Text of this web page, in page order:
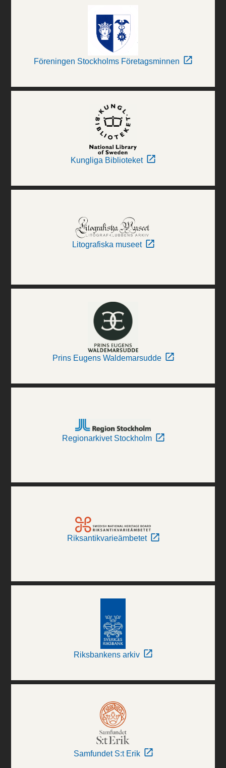
Föreningen Stockholms Företagsminnen
Kungliga Biblioteket
Litografiska museet
Prins Eugens Waldemarsudde
Regionarkivet Stockholm
Riksantikvarieämbetet
Riksbankens arkiv
Samfundet S:t Erik